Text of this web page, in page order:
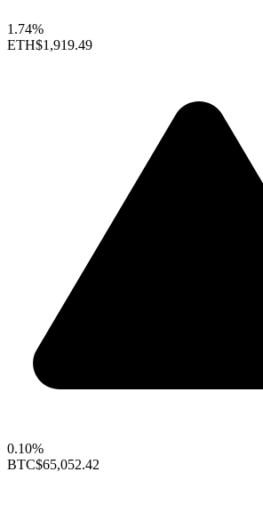
1.74%
ETH$1,919.49
0.10%
BTC$65,052.42